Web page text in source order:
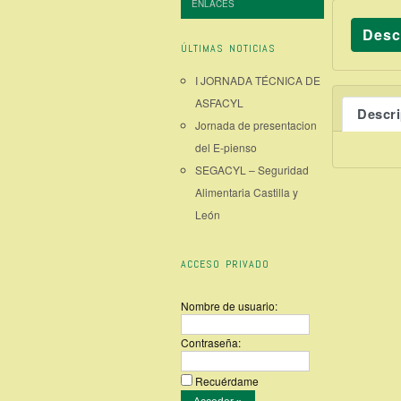
ENLACES
ÚLTIMAS NOTICIAS
I JORNADA TÉCNICA DE
ASFACYL
Jornada de presentacion
del E-pienso
SEGACYL – Seguridad
Alimentaria Castilla y
León
ACCESO PRIVADO
Nombre de usuario:
Contraseña:
Recuérdame